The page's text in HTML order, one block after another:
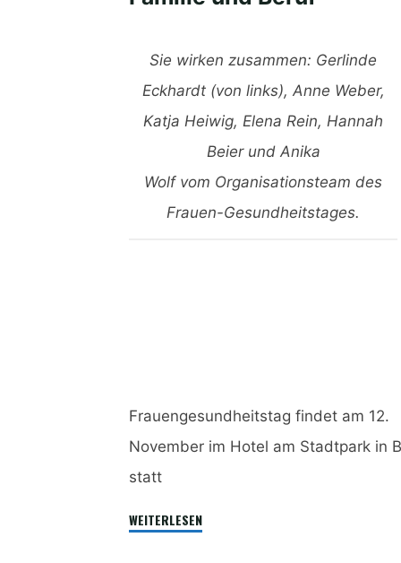
Sie wirken zusammen: Gerlinde
Eckhardt (von links), Anne Weber,
Katja Heiwig, Elena Rein, Hannah
Beier und Anika
Wolf vom Organisationsteam des
Frauen-Gesundheitstages.
Frauengesundheitstag findet am 12.
November im Hotel am Stadtpark in
statt
WEITERLESEN„Fit